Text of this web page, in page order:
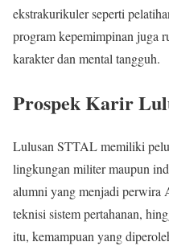
ekstrakurikuler seperti
program kepemimpinan juga
karakter dan mental tangguh.
Prospek Karir
Lulusan STTAL memiliki
lingkungan militer maupun
alumni yang menjadi perwira
teknisi sistem pertahanan,
itu, kemampuan yang